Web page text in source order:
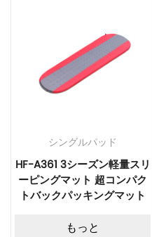
シングルパッド
HF-A361 3シーズン軽量スリ
ーピングマット 超コンパク
トバックパッキングマット
もっと